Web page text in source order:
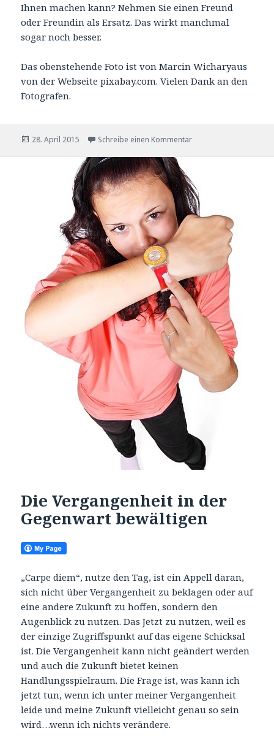
Ihnen machen kann? Nehmen Sie einen Freund
oder Freundin als Ersatz. Das wirkt manchmal
sogar noch besser.
Das obenstehende Foto ist von Marcin Wicharyaus
von der Webseite pixabay.com. Vielen Dank an den
Fotografen.
Veröffentlicht
28. April 2015 Schreibe einen Kommentarzu Der individuelle
Die Vergangenheit in der
Gegenwart bewältigen
„Carpe diem“, nutze den Tag, ist ein Appell daran,
sich nicht über Vergangenheit zu beklagen oder auf
eine andere Zukunft zu hoffen, sondern den
Augenblick zu nutzen. Das Jetzt zu nutzen, weil es
der einzige Zugriffspunkt auf das eigene Schicksal
ist. Die Vergangenheit kann nicht geändert werden
und auch die Zukunft bietet keinen
Handlungsspielraum. Die Frage ist, was kann ich
jetzt tun, wenn ich unter meiner Vergangenheit
leide und meine Zukunft vielleicht genau so sein
wird…wenn ich nichts verändere.